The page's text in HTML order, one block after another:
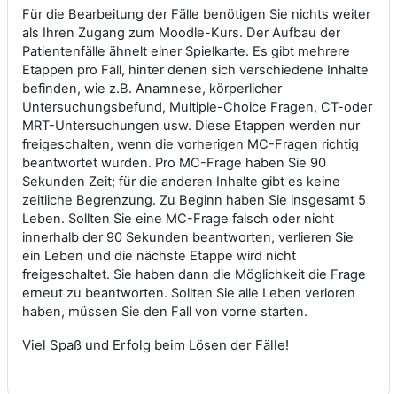
Für die Bearbeitung der Fälle benötigen Sie nichts weiter
als Ihren Zugang zum Moodle-Kurs. Der Aufbau der
Patientenfälle ähnelt einer Spielkarte. Es gibt mehrere
Etappen pro Fall, hinter denen sich verschiedene Inhalte
befinden, wie z.B. Anamnese, körperlicher
Untersuchungsbefund, Multiple-Choice Fragen, CT-oder
MRT-Untersuchungen usw. Diese Etappen werden nur
freigeschalten, wenn die vorherigen MC-Fragen richtig
beantwortet wurden. Pro MC-Frage haben Sie 90
Sekunden Zeit; für die anderen Inhalte gibt es keine
zeitliche Begrenzung. Zu Beginn haben Sie insgesamt 5
Leben. Sollten Sie eine MC-Frage falsch oder nicht
innerhalb der 90 Sekunden beantworten, verlieren Sie
ein Leben und die nächste Etappe wird nicht
freigeschaltet. Sie haben dann die Möglichkeit die Frage
erneut zu beantworten. Sollten Sie alle Leben verloren
haben, müssen Sie den Fall von vorne starten.
Viel Spaß und Erfolg beim Lösen der Fälle!